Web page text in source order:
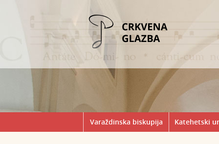
Varaždinska biskupija Katehetski